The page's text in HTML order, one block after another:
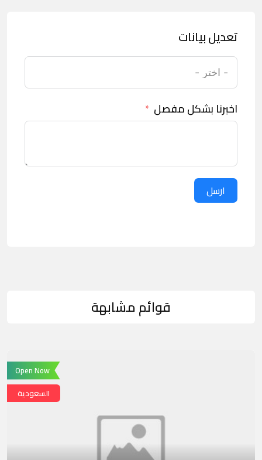
تعديل بيانات
اخبرنا بشكل مفصل
ارسل
قوائم مشابهة
Open Now
السعودية